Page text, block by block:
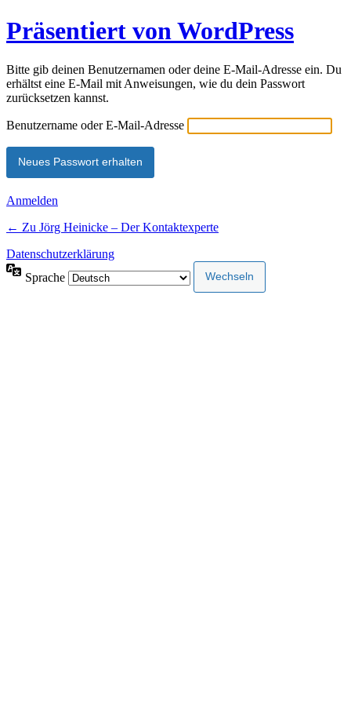
Präsentiert von WordPress
Bitte gib deinen Benutzernamen oder deine E-Mail-Adresse ein. Du
erhältst eine E-Mail mit Anweisungen, wie du dein Passwort
zurücksetzen kannst.
Benutzername oder E-Mail-Adresse
Anmelden
← Zu Jörg Heinicke – Der Kontaktexperte
Datenschutzerklärung
Sprache